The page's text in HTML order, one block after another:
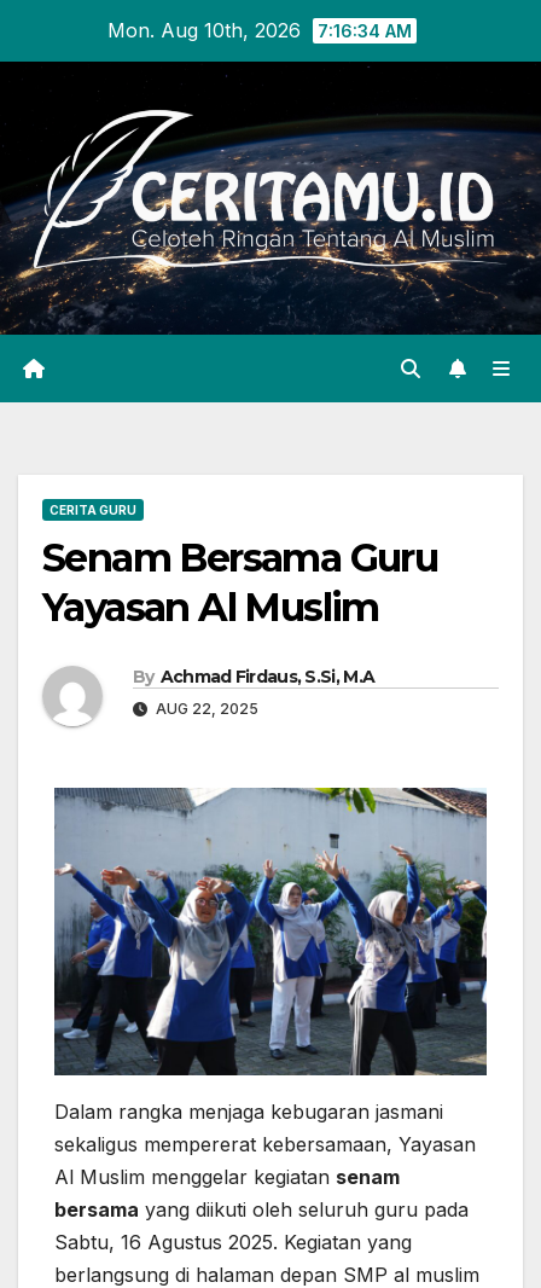
Mon. Aug 10th, 2026 7:16:35 AM
CERITA GURU
Senam Bersama Guru
Yayasan Al Muslim
By Achmad Firdaus, S.Si, M.A
AUG 22, 2025
Dalam rangka menjaga kebugaran jasmani
sekaligus mempererat kebersamaan, Yayasan
Al Muslim menggelar kegiatan senam
bersama yang diikuti oleh seluruh guru pada
Sabtu, 16 Agustus 2025. Kegiatan yang
berlangsung di halaman depan SMP al muslim